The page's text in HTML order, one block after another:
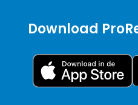
Download